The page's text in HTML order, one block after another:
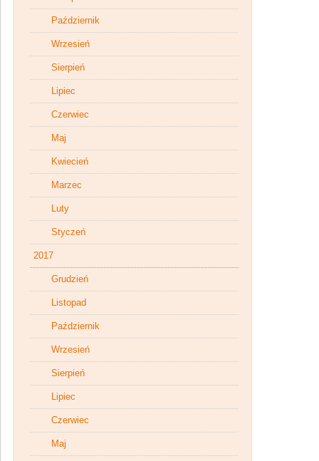
Październik
Wrzesień
Sierpień
Lipiec
Czerwiec
Maj
Kwiecień
Marzec
Luty
Styczeń
2017
Grudzień
Listopad
Październik
Wrzesień
Sierpień
Lipiec
Czerwiec
Maj